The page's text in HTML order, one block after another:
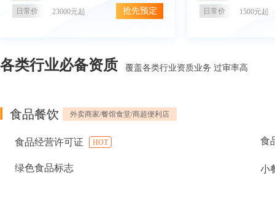
日常价 23000元起 抢先预定 日常价 1500元起
各类行业必备资质 覆盖各类行业资质业务 过审率高
食品餐饮 外卖商家/餐馆食堂/商超便利店
食品经营许可证 HOT 食
绿色食品标志 小